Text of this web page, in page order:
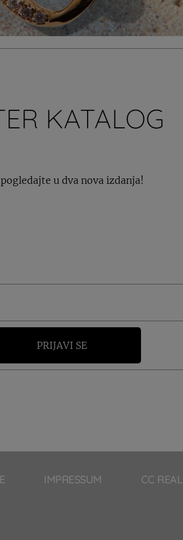
KATALOG
u dva nova izdanja!
PRIJAVI SE
IMPRESSUM CC REAL